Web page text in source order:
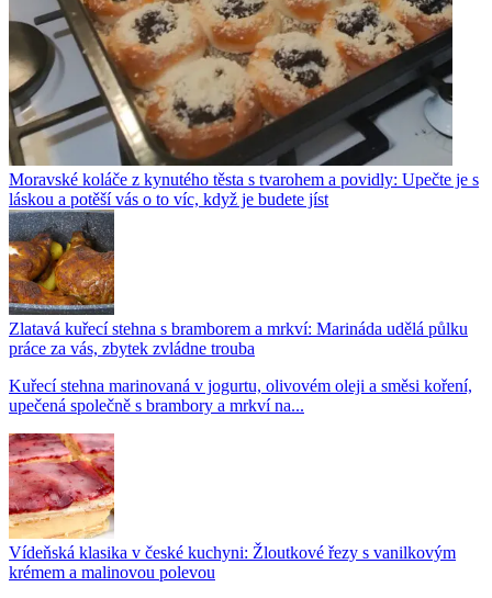
Moravské koláče z kynutého těsta s tvarohem a povidly: Upečte je s
láskou a potěší vás o to víc, když je budete jíst
Zlatavá kuřecí stehna s bramborem a mrkví: Marináda udělá půlku
práce za vás, zbytek zvládne trouba
Kuřecí stehna marinovaná v jogurtu, olivovém oleji a směsi koření,
upečená společně s brambory a mrkví na...
Vídeňská klasika v české kuchyni: Žloutkové řezy s vanilkovým
krémem a malinovou polevou